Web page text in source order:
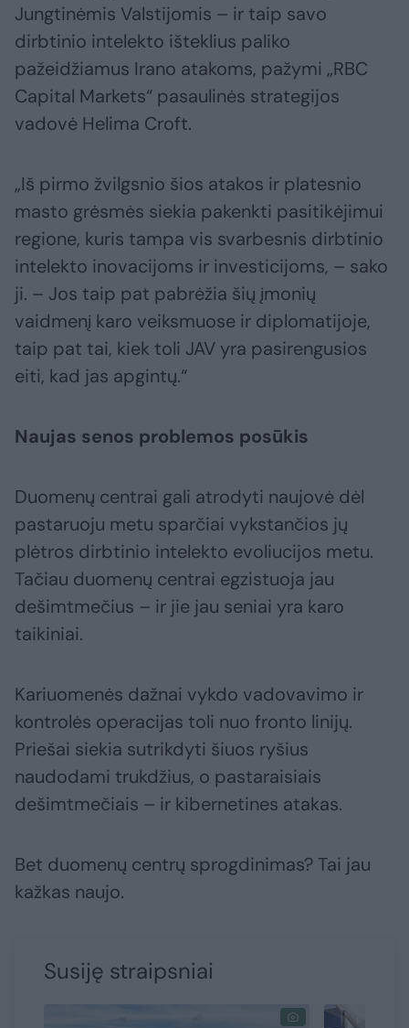
Jungtinėmis Valstijomis – ir taip savo
dirbtinio intelekto išteklius paliko
pažeidžiamus Irano atakoms, pažymi „RBC
Capital Markets“ pasaulinės strategijos
vadovė Helima Croft.
„Iš pirmo žvilgsnio šios atakos ir platesnio
masto grėsmės siekia pakenkti pasitikėjimui
regione, kuris tampa vis svarbesnis dirbtinio
intelekto inovacijoms ir investicijoms, – sako
ji. – Jos taip pat pabrėžia šių įmonių
vaidmenį karo veiksmuose ir diplomatijoje,
taip pat tai, kiek toli JAV yra pasirengusios
eiti, kad jas apgintų.“
Naujas senos problemos posūkis
Duomenų centrai gali atrodyti naujovė dėl
pastaruoju metu sparčiai vykstančios jų
plėtros dirbtinio intelekto evoliucijos metu.
Tačiau duomenų centrai egzistuoja jau
dešimtmečius – ir jie jau seniai yra karo
taikiniai.
Kariuomenės dažnai vykdo vadovavimo ir
kontrolės operacijas toli nuo fronto linijų.
Priešai siekia sutrikdyti šiuos ryšius
naudodami trukdžius, o pastaraisiais
dešimtmečiais – ir kibernetines atakas.
Bet duomenų centrų sprogdinimas? Tai jau
kažkas naujo.
Susiję straipsniai